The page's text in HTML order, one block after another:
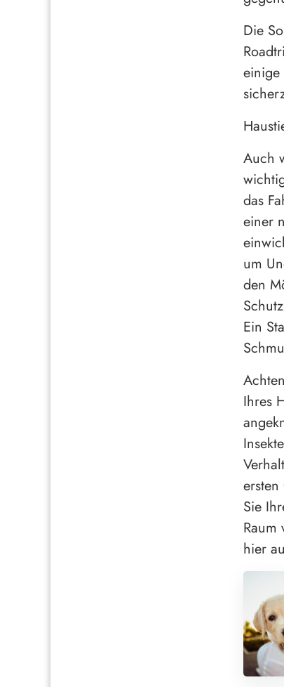
Die
einige
Auch
das
einer
um
den
Ein
Ihres
Sie
Raum
hier